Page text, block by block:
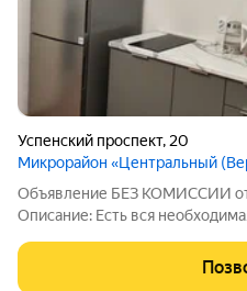
Успенский проспект, 20
Микрорайон «Центральный
Объявление БЕЗ КОМИССИИ от
Описание: Есть вся
"Калинина" автобусы 111а,